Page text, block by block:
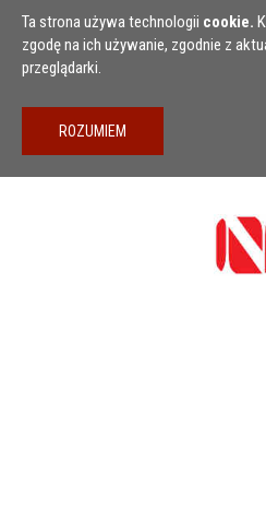
Przejdź do treści
Ta strona używa technologii cookie.
zgodę na ich używanie, zgodnie z
przeglądarki.